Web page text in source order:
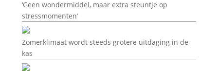
‘Geen wondermiddel, maar extra steuntje op
stressmomenten’
Zomerklimaat wordt steeds grotere uitdaging in de
kas